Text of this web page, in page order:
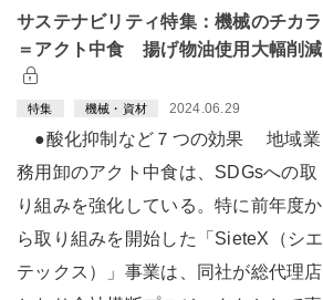
サステナビリティ特集：機械のチカラ
＝アクト中食 揚げ物油使用大幅削減
特集 機械・資材 2024.06.29
●酸化抑制など７つの効果 地域業
務用卸のアクト中食は、SDGsへの取
り組みを強化している。特に前年度か
ら取り組みを開始した「SieteX（シエ
テックス）」事業は、同社が総代理店